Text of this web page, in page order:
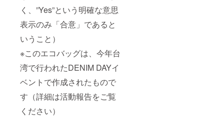
く、”Yes”という明確な意思
表示のみ「合意」であると
いうこと）
※このエコバッグは、今年台
湾で行われたDENIM DAYイ
ベントで作成されたもので
す（詳細は活動報告をご覧
ください）